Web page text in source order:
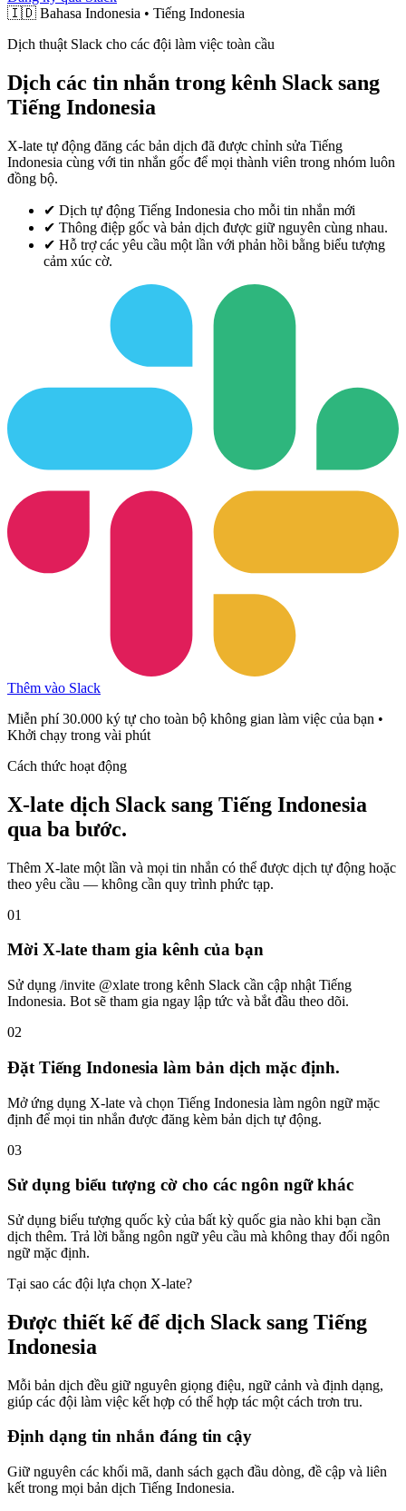
🇮🇩 Bahasa Indonesia • Tiếng Indonesia
Dịch thuật Slack cho các đội làm việc toàn cầu
Dịch các tin nhắn trong kênh Slack sang
Tiếng Indonesia
X-late tự động đăng các bản dịch đã được chỉnh sửa Tiếng
Indonesia cùng với tin nhắn gốc để mọi thành viên trong nhóm luôn
đồng bộ.
✔ Dịch tự động Tiếng Indonesia cho mỗi tin nhắn mới
✔ Thông điệp gốc và bản dịch được giữ nguyên cùng nhau.
✔ Hỗ trợ các yêu cầu một lần với phản hồi bằng biểu tượng
cảm xúc cờ.
Thêm vào Slack
Miễn phí 30.000 ký tự cho toàn bộ không gian làm việc của bạn •
Khởi chạy trong vài phút
Cách thức hoạt động
X-late dịch Slack sang Tiếng Indonesia
qua ba bước.
Thêm X-late một lần và mọi tin nhắn có thể được dịch tự động hoặc
theo yêu cầu — không cần quy trình phức tạp.
01
Mời X-late tham gia kênh của bạn
Sử dụng /invite @xlate trong kênh Slack cần cập nhật Tiếng
Indonesia. Bot sẽ tham gia ngay lập tức và bắt đầu theo dõi.
02
Đặt Tiếng Indonesia làm bản dịch mặc định.
Mở ứng dụng X-late và chọn Tiếng Indonesia làm ngôn ngữ mặc
định để mọi tin nhắn được đăng kèm bản dịch tự động.
03
Sử dụng biểu tượng cờ cho các ngôn ngữ khác
Sử dụng biểu tượng quốc kỳ của bất kỳ quốc gia nào khi bạn cần
dịch thêm. Trả lời bằng ngôn ngữ yêu cầu mà không thay đổi ngôn
ngữ mặc định.
Tại sao các đội lựa chọn X-late?
Được thiết kế để dịch Slack sang Tiếng
Indonesia
Mỗi bản dịch đều giữ nguyên giọng điệu, ngữ cảnh và định dạng,
giúp các đội làm việc kết hợp có thể hợp tác một cách trơn tru.
Định dạng tin nhắn đáng tin cậy
Giữ nguyên các khối mã, danh sách gạch đầu dòng, đề cập và liên
kết trong mọi bản dịch Tiếng Indonesia.